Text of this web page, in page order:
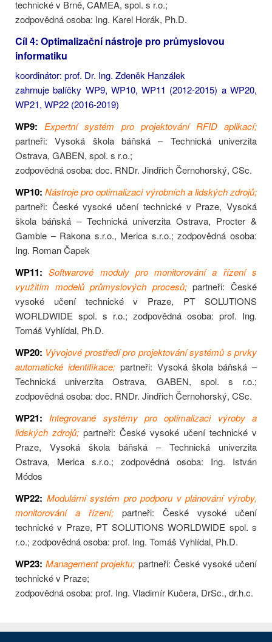
technické v Brně, CAMEA, spol. s r.o.;
zodpovědná osoba: Ing. Karel Horák, Ph.D.
Cíl 4: Optimalizační nástroje pro průmyslovou
informatiku
koordinátor: prof. Dr. Ing. Zdeněk Hanzálek
zahrnuje balíčky WP9, WP10, WP11 (2012-2015) a WP20,
WP21, WP22 (2016-2019)
WP9:
Expertní systém pro projektování RFID aplikací;
partneři: Vysoká škola báňská – Technická univerzita
Ostrava, GABEN, spol. s r.o.;
zodpovědná osoba: doc. RNDr. Jindřich Černohorský, CSc.
WP10: Nástroje pro optimalizaci výrobních a lidských zdrojů;
partneři: České vysoké učení technické v Praze, Vysoká
škola báňská – Technická univerzita Ostrava, Procter &
Gamble – Rakona s.r.o., Merica s.r.o.; zodpovědná osoba:
Ing. Roman Čapek
WP11: Softwarové moduly pro monitorování a řízení s
využitím modelů průmyslových procesů;partneři: České
vysoké učení technické v Praze, PT SOLUTIONS
WORLDWIDE spol. s r.o.; zodpovědná osoba: prof. Ing.
Tomáš Vyhlídal, Ph.D.
WP20: Vývojové prostředí pro projektování systémů s prvky
automatické identifikace; partneři: Vysoká škola báňská –
Technická univerzita Ostrava, GABEN, spol. s r.o.;
zodpovědná osoba: doc. RNDr. Jindřich Černohorský, CSc.
WP21:
Integrované systémy pro optimalizaci výroby a
lidských zdrojů; partneři: České vysoké učení technické v
Praze, Vysoká škola báňská – Technická univerzita
Ostrava, Merica s.r.o.; zodpovědná osoba: Ing. István
Módos
WP22: Modulární systém pro podporu v plánování výroby,
monitorování a řízení; partneři: České vysoké učení
technické v Praze, PT SOLUTIONS WORLDWIDE spol. s
r.o.; zodpovědná osoba: prof. Ing. Tomáš Vyhlídal, Ph.D.
WP23: Management projektu; partneři: České vysoké učení
technické v Praze;
zodpovědná osoba: prof. Ing. Vladimír Kučera, DrSc., dr.h.c.